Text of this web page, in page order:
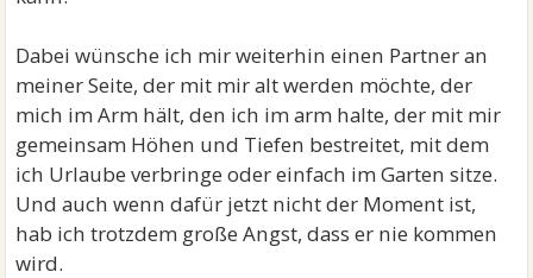
Dabei wünsche ich mir weiterhin einen Partner an
meiner Seite, der mit mir alt werden möchte, der
mich im Arm hält, den ich im arm halte, der mit mir
gemeinsam Höhen und Tiefen bestreitet, mit dem
ich Urlaube verbringe oder einfach im Garten sitze.
Und auch wenn dafür jetzt nicht der Moment ist,
hab ich trotzdem große Angst, dass er nie kommen
wird.